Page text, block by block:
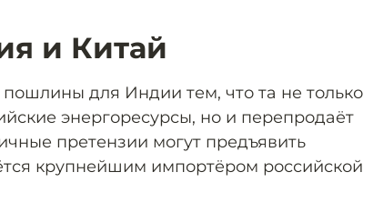
и Китай
для Индии тем, что та не только
энергоресурсы, но и перепродаёт
претензии могут предъявить
крупнейшим импортёром российской